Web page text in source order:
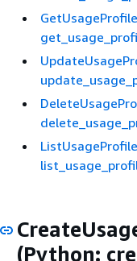
(Python: